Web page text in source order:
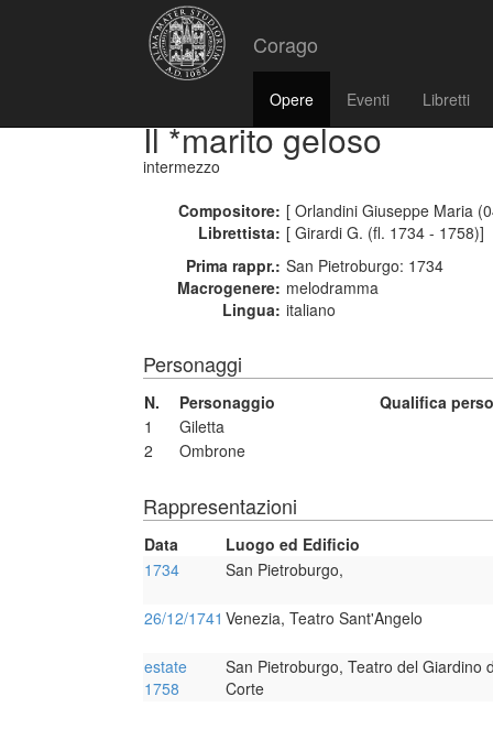
Corago
Opere Eventi Libretti
Il *marito geloso
intermezzo
Compositore: [ Orlandini Giuseppe Maria
Librettista: [ Girardi G. (fl. 1734 - 1758)]
Prima rappr.: San Pietroburgo: 1734
Macrogenere: melodramma
Lingua: italiano
Personaggi
N. Personaggio
Qualifica
1
Giletta
2
Ombrone
Rappresentazioni
Data
Luogo ed Edificio
1734
San Pietroburgo,
26/12/1741 Venezia, Teatro Sant'Angelo
estate
1758
San Pietroburgo, Teatro del Giardino
Corte